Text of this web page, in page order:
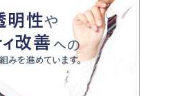
岡山県 広島県
高知県
区町村ランキング
な人注目！最短距離の学力
」相談室
策
中学受験のリアル
・高校